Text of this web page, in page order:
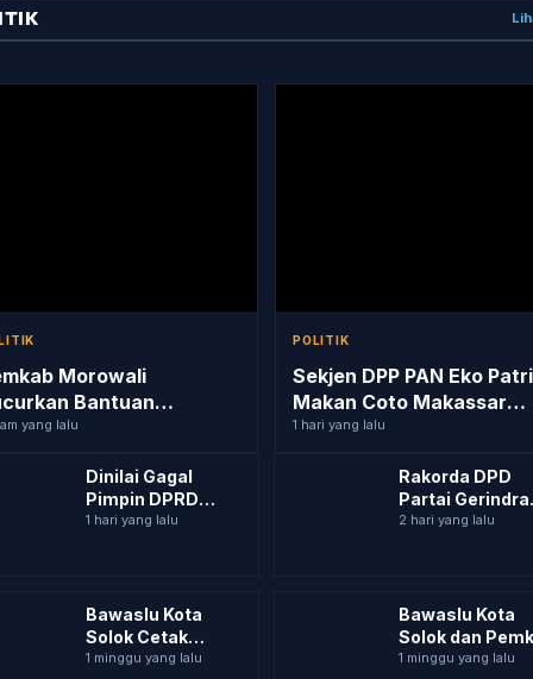
di Molobog
Morowali
Bantuan
untuk 10 Parpol,
da...
yang lalu
POLITIK
Sekjen DPP PAN Eko
Makan Coto Makassar
bersama Para Pengurus
1 hari yang lalu
Dinilai Gagal
Pimpin DPRD
Luwu Timur, Ober
1 hari yang lalu
Rakorda DPD
Partai Gerindra
Sulsel, HAR :
2 hari yang lalu
Bawaslu Kota
Solok Cetak
Pengawas
1 minggu yang lalu
Bawaslu Kota
Solok dan
Solok Perkuat
1 minggu yang lalu